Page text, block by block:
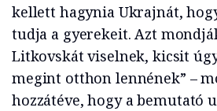
kellett hagynia Ukrajnát,
tudja a gyerekeit. Azt
Litkovskát viselnek, kicsit
megint otthon lennének” –
hozzátéve, hogy a bemutató